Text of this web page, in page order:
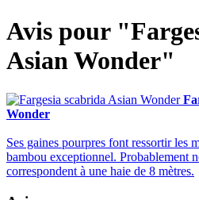
Avis pour
Asian Wonder"
Wonder
Ses gaines pourpres font ressortir les
bambou exceptionnel. Probablement
correspondent à une haie de 8 mètres.